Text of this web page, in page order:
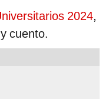
2024,
cuento.